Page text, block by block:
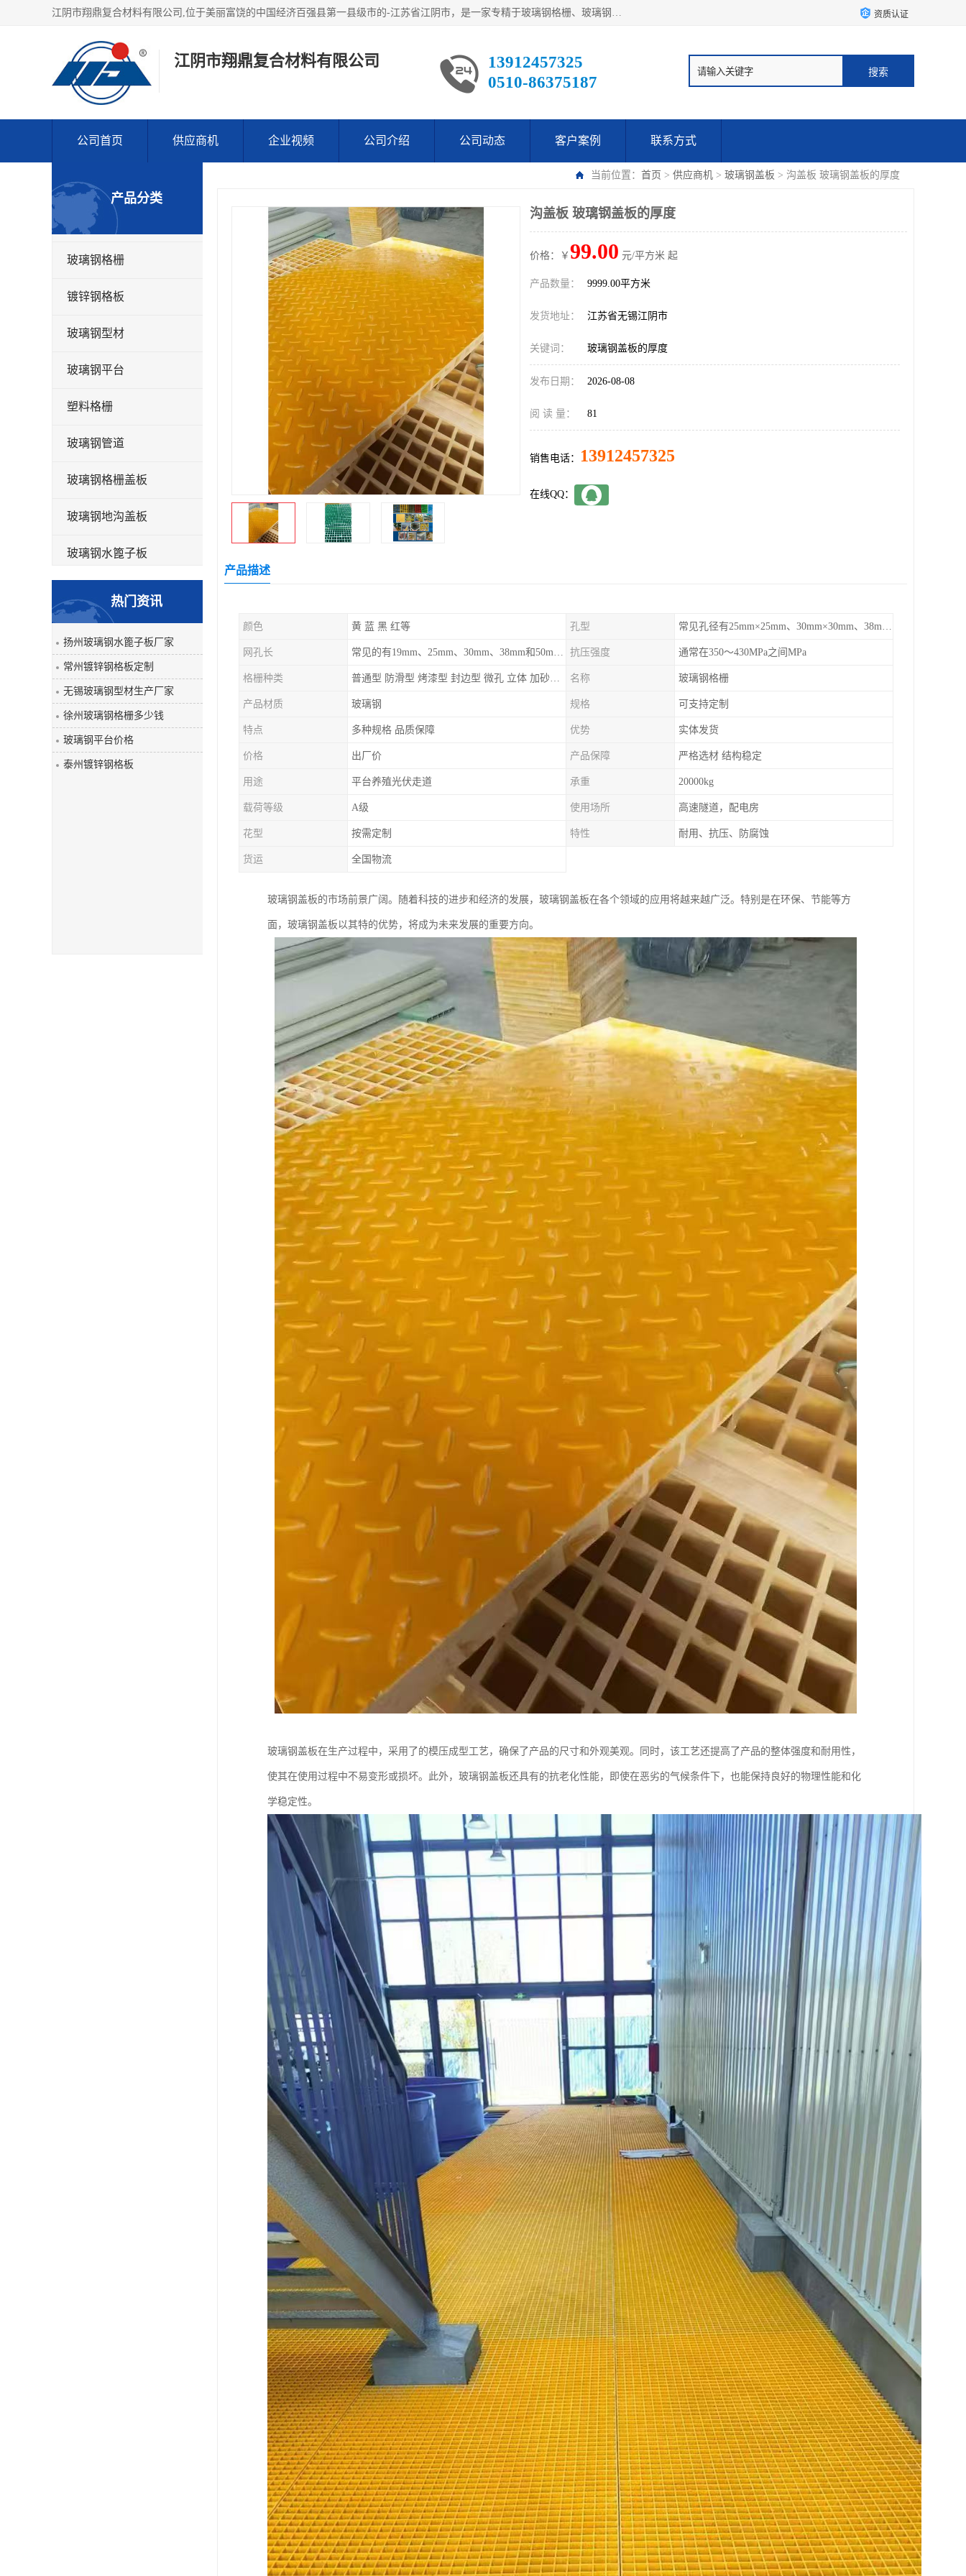
江阴市翔鼎复合材料有限公司,位于美丽富饶的中国经济百强县第一县级市的-江苏省江阴市，是一家专精于玻璃钢格栅、玻璃钢新材料,镀锌钢格板，机械设备生产制造及研发的科技型企业；公司产品已销往了世界多个国家和地区，公司人决心加倍努力愿与广大社会同仁精诚合作共创辉煌！ 资质认证
江阴市翔鼎复合材料有限公司
13912457325
0510-86375187
公司首页 供应商机 企业视频 公司介绍 公司动态 客户案例 联系方式
当前位置： 首页 > 供应商机 > 玻璃钢盖板 > 沟盖板 玻璃钢盖板的厚度
产品分类
玻璃钢格栅
镀锌钢格板
玻璃钢型材
玻璃钢平台
塑料格栅
玻璃钢管道
玻璃钢格栅盖板
玻璃钢地沟盖板
玻璃钢水篦子板
玻璃钢平板
玻璃钢盖板
热门资讯
扬州玻璃钢水篦子板厂家
常州镀锌钢格板定制
无锡玻璃钢型材生产厂家
徐州玻璃钢格栅多少钱
玻璃钢平台价格
泰州镀锌钢格板
沟盖板 玻璃钢盖板的厚度
价格：￥ 99.00 元/平方米 起
产品数量： 9999.00平方米
发货地址： 江苏省无锡江阴市
关键词： 玻璃钢盖板的厚度
发布日期： 2026-08-08
阅 读 量： 81
销售电话： 13912457325
在线QQ：
产品描述
颜色 黄 蓝 黑 红等 孔型 常见孔径有25mm×25mm、30mm×30mm、38mm×38mm等,
网孔长 常见的有19mm、25mm、30mm、38mm和50mm等 抗压强度 通常在350～430MPa之间MPa
格栅种类 普通型 防滑型 ‌烤漆型 封边型 ‌微孔 立体 加砂覆面型 平面型 名称 玻璃钢格栅
产品材质 玻璃钢 规格 可支持定制
特点 多种规格 品质保障 优势 实体发货
价格 出厂价 产品保障 严格选材 结构稳定
用途 平台养殖光伏走道 承重 20000kg
载荷等级 A级 使用场所 高速隧道，配电房
花型 按需定制 特性 耐用、抗压、防腐蚀
货运 全国物流
玻璃钢盖板的市场前景广阔。随着科技的进步和经济的发展，玻璃钢盖板在各个领域的应用将越来越广泛。特别是在环保、节能等方
面，玻璃钢盖板以其特的优势，将成为未来发展的重要方向。
玻璃钢盖板在生产过程中，采用了的模压成型工艺，确保了产品的尺寸和外观美观。同时，该工艺还提高了产品的整体强度和耐用性，
使其在使用过程中不易变形或损坏。此外，玻璃钢盖板还具有的抗老化性能，即使在恶劣的气候条件下，也能保持良好的物理性能和化
学稳定性。